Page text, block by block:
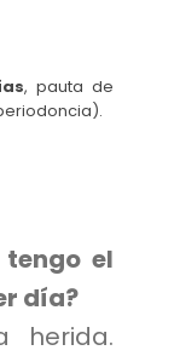
, pauta de
el
día?
herida.